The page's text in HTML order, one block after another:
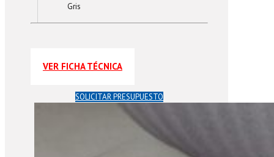
Gris
VER FICHA TÉCNICA
SOLICITAR PRESUPUESTO